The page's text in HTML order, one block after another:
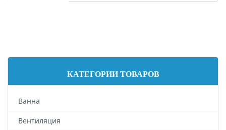
Боковая
панель
КАТЕГОРИИ ТОВАРОВ
Ванна
Вентиляция